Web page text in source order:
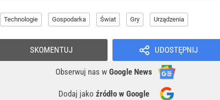
Technologie Gospodarka Świat Gry Urządzenia
UDOSTĘPNIJ
Obserwuj nas w Google News
Dodaj jako źródło w Google
SKOMENTUJ